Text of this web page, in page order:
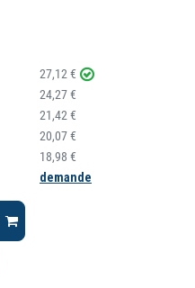
27,12 €
24,27 €
21,42 €
20,07 €
18,98 €
demande